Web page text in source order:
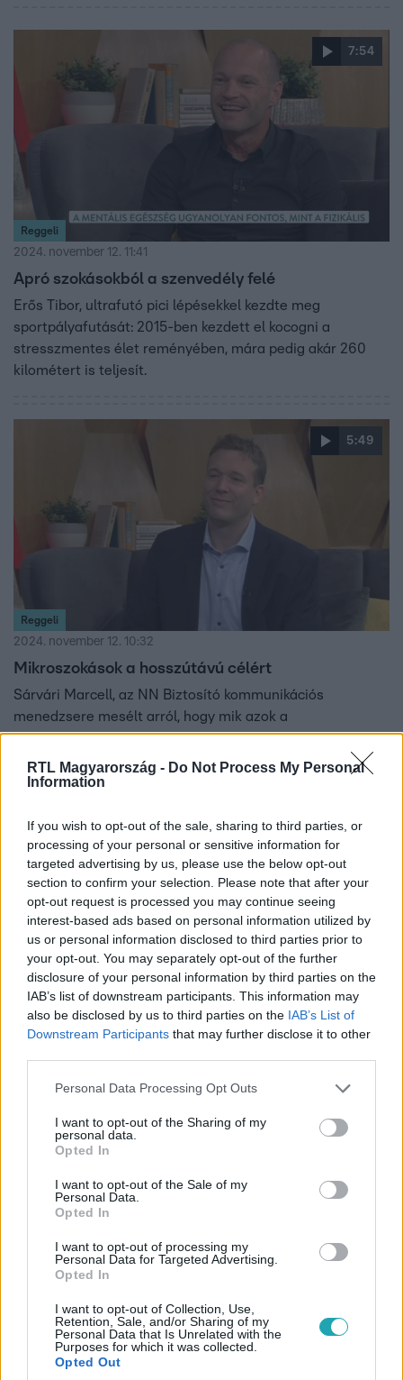
RTL Magyarország - Do Not Process My Personal
Information
If you wish to opt-out of the sale, sharing to third parties, or
processing of your personal or sensitive information for
targeted advertising by us, please use the below opt-out
section to confirm your selection. Please note that after your
opt-out request is processed you may continue seeing
interest-based ads based on personal information utilized by
us or personal information disclosed to third parties prior to
your opt-out. You may separately opt-out of the further
disclosure of your personal information by third parties on the
IAB’s list of downstream participants. This information may
also be disclosed by us to third parties on the IAB’s List of
Downstream Participants that may further disclose it to other
Please note that this website/app uses one or more Google
not limited to your visit or usage behaviour. You may click to
grant or deny consent to Google and its third-party tags to
use your data for below specified purposes in below Google
consent section.
Personal Data Processing Opt Outs
I want to opt-out of the Sharing of my
personal data.
Opted In
I want to opt-out of the Sale of my
Personal Data.
Opted In
I want to opt-out of processing my
Personal Data for Targeted Advertising.
Opted In
I want to opt-out of Collection, Use,
Retention, Sale, and/or Sharing of my
Personal Data that Is Unrelated with the
Purposes for which it was collected.
Opted Out
7:54
Reggeli
2024. november 12. 11:41
Apró szokásokból a szenvedély felé
Erős Tibor, ultrafutó pici lépésekkel kezdte meg
sportpályafutását: 2015-ben kezdett el kocogni a
stresszmentes élet reményében, mára pedig akár 260
kilométert is teljesít.
5:49
Reggeli
2024. november 12. 10:32
Mikroszokások a hosszútávú célért
Sárvári Marcell, az NN Biztosító kommunikációs
menedzsere mesélt arról, hogy mik azok a
mikroszokások, és hogy mit próbálnak tenni a magyarok,
hogy felkészültebbek legyenek a hosszabb életre.
X-Faktor
2024. október 11. 11:30
Majka lerántotta a leplet Gáspár Laci bizarr
szokásáról
megtippelték, hogy szerintük mi lehet az utolsó fotó a
másikuk telefonjában, majd többek között arról is
meséltek, melyik dal jut eszükbe egymásról.